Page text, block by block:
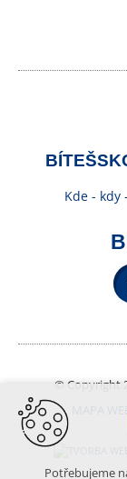
Kde - kdy
© Copyright
MAPA
Potřebujeme